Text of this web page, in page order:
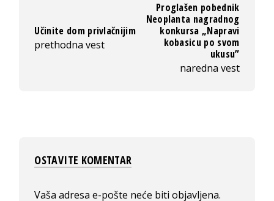
Učinite dom privlačnijim
prethodna vest
Proglašen pobednik
Neoplanta nagradnog
konkursa „Napravi
kobasicu po svom
ukusu”
naredna vest
OSTAVITE KOMENTAR
Vaša adresa e-pošte neće biti objavljena.